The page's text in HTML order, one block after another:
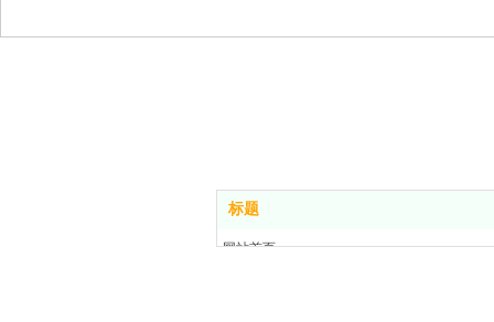
标题
网站首页